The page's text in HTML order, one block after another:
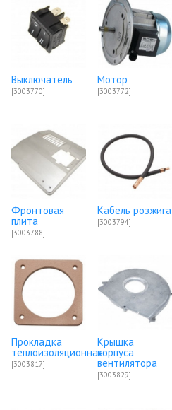
Выключатель
[3003770]
Мотор
[3003772]
Фронтовая
плита
[3003788]
Кабель розжига
[3003794]
Прокладка
теплоизоляционная
[3003817]
Крышка
корпуса
вентилятора
[3003829]